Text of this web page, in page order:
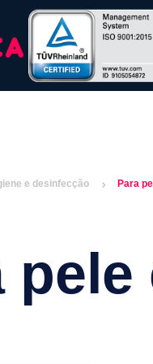
e desinfecção Para
pele